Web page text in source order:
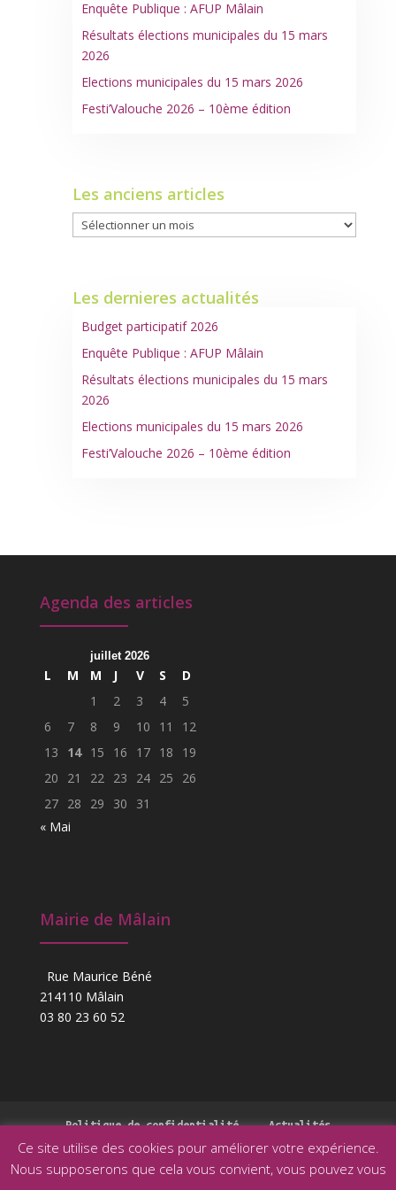
Enquête Publique : AFUP Mâlain
Résultats élections municipales du 15 mars
2026
Elections municipales du 15 mars 2026
Festi’Valouche 2026 – 10ème édition
Les anciens articles
Les
anciens
Les dernieres actualités
Budget participatif 2026
Enquête Publique : AFUP Mâlain
Résultats élections municipales du 15 mars
2026
Elections municipales du 15 mars 2026
Festi’Valouche 2026 – 10ème édition
Agenda des articles
juillet 2026
L M M J V S
D
1
2 3 4
5
6
7 8 9 10 11
12
13
14 15 16 17 18
19
20
21 22 23 24 25
26
27 28 29 30
31
« Mai
Mairie de Mâlain
Rue Maurice Béné
214110 Mâlain
03 80 23 60 52
Politique de confidentialité Actualités
Ce site utilise des cookies pour améliorer votre expérience.
Nous supposerons que cela vous convient, vous pouvez vous